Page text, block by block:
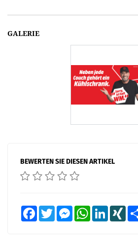
GALERIE
BEWERTEN SIE DIESEN ARTIKEL
FacebookTwitter MessengerWhatsAppLinkedInXING